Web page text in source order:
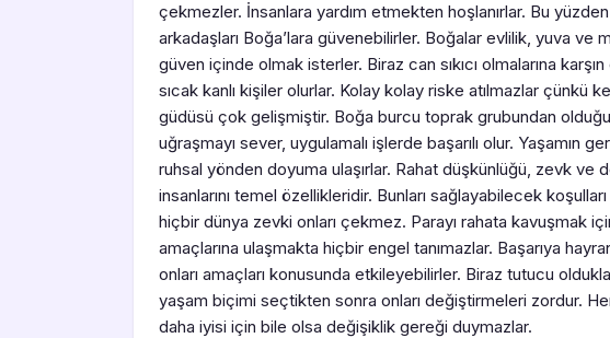
çekmezler. İnsanlara yardım etmekten hoşlanırlar. Bu
arkadaşları Boğa’lara güvenebilirler. Boğalar evlilik, yuva ve
güven içinde olmak isterler. Biraz can sıkıcı olmalarına
sıcak kanlı kişiler olurlar. Kolay kolay riske atılmazlar çünkü
güdüsü çok gelişmiştir. Boğa burcu toprak grubundan
uğraşmayı sever, uygulamalı işlerde başarılı olur. Yaşamın
ruhsal yönden doyuma ulaşırlar. Rahat düşkünlüğü, zevk ve
insanlarını temel özellikleridir. Bunları sağlayabilecek
hiçbir dünya zevki onları çekmez. Parayı rahata kavuşmak
amaçlarına ulaşmakta hiçbir engel tanımazlar. Başarıya
onları amaçları konusunda etkileyebilirler. Biraz tutucu
yaşam biçimi seçtikten sonra onları değiştirmeleri zordur.
daha iyisi için bile olsa değişiklik gereği duymazlar.